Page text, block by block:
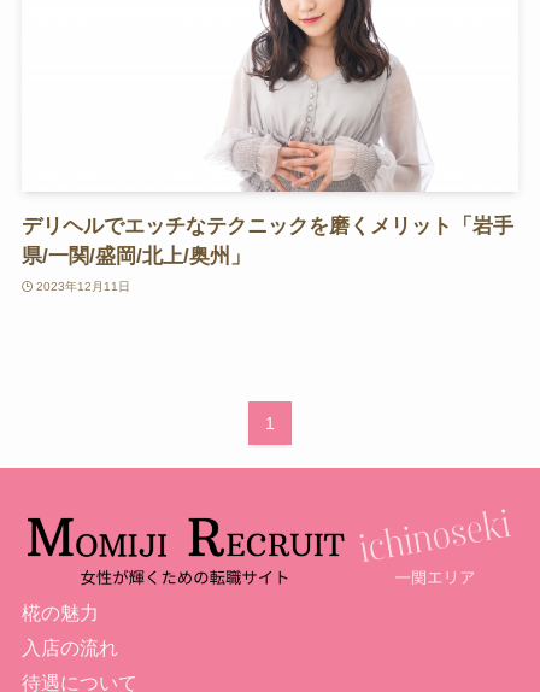
デリヘルでエッチなテクニックを磨くメリット「岩手
県/一関/盛岡/北上/奥州」
2023年12月11日
1
椛の魅力
入店の流れ
待遇について